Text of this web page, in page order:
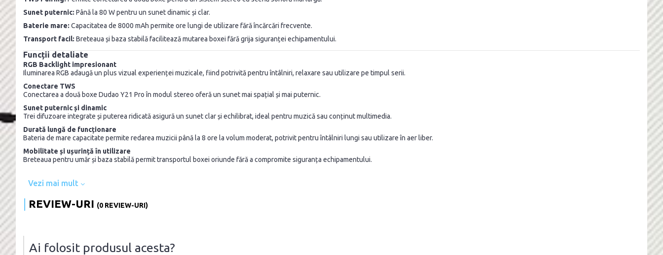
Sunet puternic: Până la 80 W pentru un sunet dinamic și clar.
Baterie mare: Capacitatea de 8000 mAh permite ore lungi de utilizare fără încărcări frecvente.
Transport facil: Breteaua și baza stabilă facilitează mutarea boxei fără grija siguranței echipamentului.
Funcții detaliate
RGB Backlight impresionant
Iluminarea RGB adaugă un plus vizual experienței muzicale, fiind potrivită pentru întâlniri, relaxare sau utilizare pe timpul serii.
Conectare TWS
Conectarea a două boxe Dudao Y21 Pro în modul stereo oferă un sunet mai spațial și mai puternic.
Sunet puternic și dinamic
Trei difuzoare integrate și puterea ridicată asigură un sunet clar și echilibrat, ideal pentru muzică sau conținut multimedia.
Durată lungă de funcționare
Bateria de mare capacitate permite redarea muzicii până la 8 ore la volum moderat, potrivit pentru întâlniri lungi sau utilizare în aer liber.
Mobilitate și ușurință în utilizare
Breteaua pentru umăr și baza stabilă permit transportul boxei oriunde fără a compromite siguranța echipamentului.
Vezi mai mult
REVIEW-URI (0 REVIEW-URI)
Ai folosit produsul acesta?